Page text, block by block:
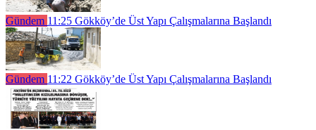
Gündem 11:25 Gökköy’de Üst Yapı Çalışmalarına Başlandı
Gündem 11:22 Gökköy’de Üst Yapı Çalışmalarına Başlandı